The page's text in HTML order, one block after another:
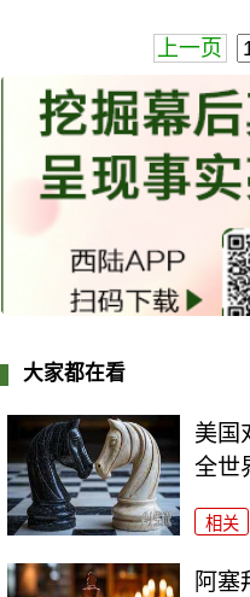
上一页
大家都在看
美国
全世
相关
阿塞